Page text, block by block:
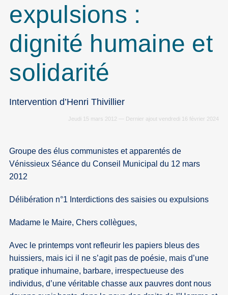
expulsions :
dignité humaine et
solidarité
Intervention d’Henri Thivillier
Jeudi 15 mars 2012 — Dernier ajout vendredi 16 février 2024
Groupe des élus communistes et apparentés de
Vénissieux Séance du Conseil Municipal du 12 mars
2012
Délibération n°1 Interdictions des saisies ou expulsions
Madame le Maire, Chers collègues,
Avec le printemps vont refleurir les papiers bleus des
huissiers, mais ici il ne s’agit pas de poésie, mais d’une
pratique inhumaine, barbare, irrespectueuse des
individus, d’une véritable chasse aux pauvres dont nous